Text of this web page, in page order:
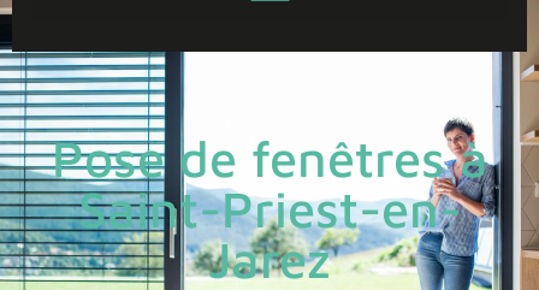
Pose de fenêtres à
Saint-Priest-en-
Jarez